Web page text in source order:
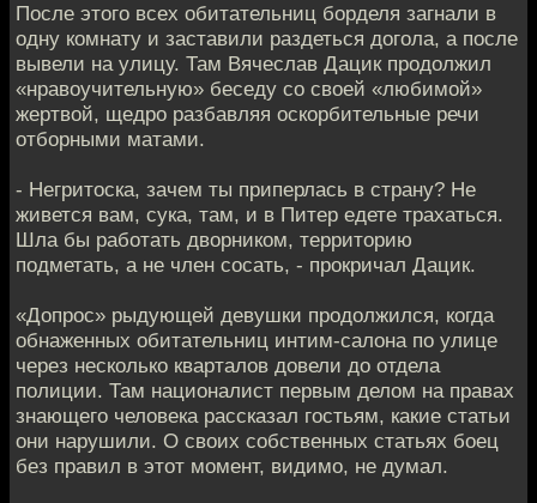
После этого всех обитательниц борделя загнали в
одну комнату и заставили раздеться догола, а после
вывели на улицу. Там Вячеслав Дацик продолжил
«нравоучительную» беседу со своей «любимой»
жертвой, щедро разбавляя оскорбительные речи
отборными матами.
- Негритоска, зачем ты приперлась в страну? Не
живется вам, сука, там, и в Питер едете трахаться.
Шла бы работать дворником, территорию
подметать, а не член сосать, - прокричал Дацик.
«Допрос» рыдующей девушки продолжился, когда
обнаженных обитательниц интим-салона по улице
через несколько кварталов довели до отдела
полиции. Там националист первым делом на правах
знающего человека рассказал гостьям, какие статьи
они нарушили. О своих собственных статьях боец
без правил в этот момент, видимо, не думал.